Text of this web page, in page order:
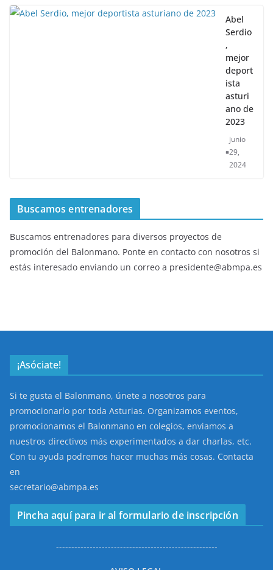
Abel
Serdio
,
mejor
deport
ista
asturi
ano de
2023
junio
29,
2024
Buscamos entrenadores
Buscamos entrenadores para diversos proyectos de
promoción del Balonmano. Ponte en contacto con nosotros si
estás interesado enviando un correo a presidente@abmpa.es
¡Asóciate!
Si te gusta el Balonmano, únete a nosotros para
promocionarlo por toda Asturias. Organizamos eventos,
promocionamos el Balonmano en colegios, enviamos a
nuestros directivos más experimentados a dar charlas, etc.
Con tu ayuda podremos hacer muchas más cosas. Contacta
en
secretario@abmpa.es
Pincha aquí para ir al formulario de inscripción
-----------------------------------------------------